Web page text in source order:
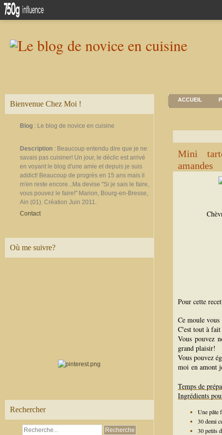
Bienvenue Chez Moi !
Blog : Le blog de novice en cuisine
Description : Beaucoup entendu dire que je ne
savais pas cuisiner! Un jour, le déclic est arrivé
en voyant le blog d'une amie et depuis je suis
addict! Beaucoup de progrès en 15 ans mais il
m'en reste encore...Ma devise "Si je sais le faire,
vous pouvez le faire!" Marion, Bourg-en-Bresse,
Ain (01). Création Juin 2011.
Contact
Où me suivre?
Rechercher
ACCUEIL
Mini
amandes
Pour cette
Ce moule vous
C'est tout à
Vous pouvez
grand plaisir!
Vous pouvez
moi en amont
Temps de
Ingrédients
Une pâte
30 demi
30 petits